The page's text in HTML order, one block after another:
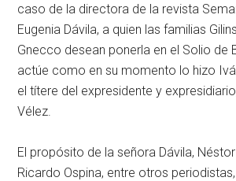
caso de la directora de la revista
Eugenia Dávila, a quien las familias
Gnecco desean ponerla en el Solio de
actúe como en su momento lo hizo
el títere del expresidente y
Vélez.
El propósito de la señora Dávila,
Ricardo Ospina, entre otros